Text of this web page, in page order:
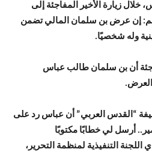
خلال زيارة الأخير المفاجئة إلى
إن عرض بن سلمان المالي تضمن
وله شخصيًا.
أن بن سلمان طالب عباس
“القدس العربي” أن عباس رد على
أرسل لي خطابًا مكتوبًا
التنفيذية لمنظمة التحرير،